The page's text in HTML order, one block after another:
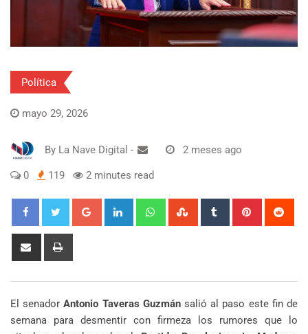
Política
mayo 29, 2026
By La Nave Digital - 2 meses ago
0 119 2 minutes read
Google+ LinkedIn WhatsappStumbleUpon
Tumblr Pinterest
Share
El senadorAntonio Taveras Guzmánsalió al paso este fin de
semana para desmentir con firmeza los rumores que lo